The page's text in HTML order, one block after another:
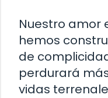
Nuestro amor
hemos
de
perdurará
vidas